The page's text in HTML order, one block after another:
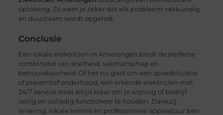
oplossing. Zo weet je zeker dat elk probleem vakkundig
en duurzaam wordt opgelost.
Conclusie
Een lokale elektricien in Amerongen biedt de perfecte
combinatie van snelheid, vakmanschap en
betrouwbaarheid. Of het nu gaat om een spoedsituatie
of preventief onderhoud, een erkende elektricien met
24/7 service staat altijd klaar om je woning of bedrijf
veilig en volledig functioneel te houden. Dankzij
ervaring, lokale kennis en professionele apparatuur ben